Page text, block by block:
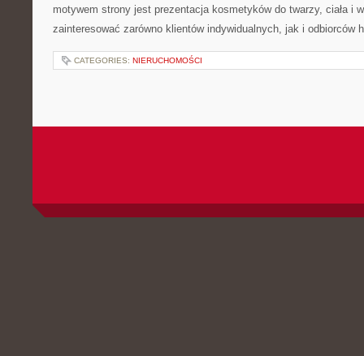
motywem strony jest prezentacja kosmetyków do twarzy, ciała i
zainteresować zarówno klientów indywidualnych, jak i
CATEGORIES: NIERUCHOMOŚCI